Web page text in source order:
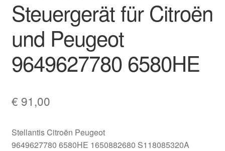
Steuergerät für Citroën
und Peugeot
9649627780 6580HE
€ 91,00
Stellantis Citroën Peugeot
9649627780 6580HE 1650882680 S118085320A